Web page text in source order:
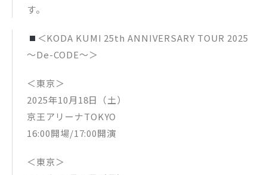
す。
＜KODA KUMI 25th ANNIVERSARY TOUR 2025
～De-CODE～＞
＜東京＞
2025年10月18日（土）
京王アリーナTOKYO
16:00開場/17:00開演
＜東京＞